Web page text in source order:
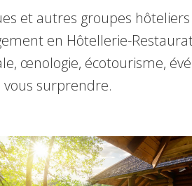
et autres groupes
en Hôtellerie-
œnologie, écotourisme,
surprendre.